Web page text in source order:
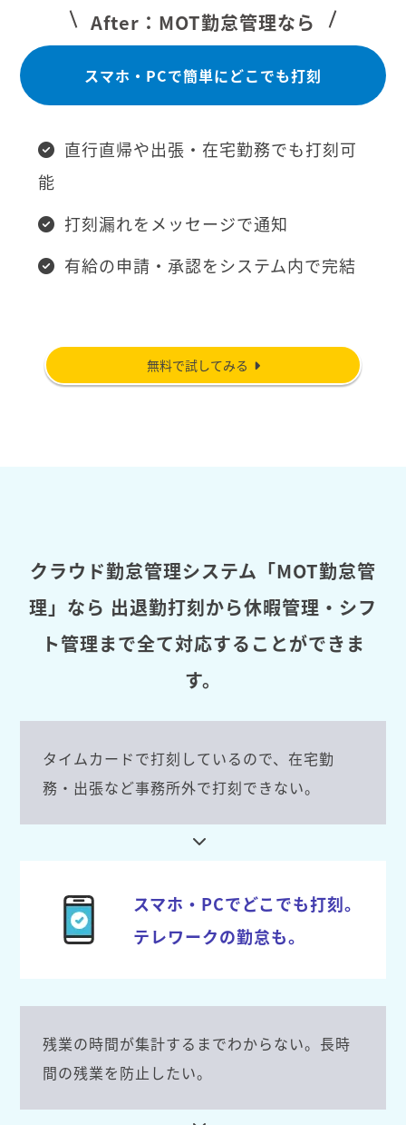
After：MOT勤怠管理なら
スマホ・PCで簡単にどこでも打刻
直行直帰や出張・在宅勤務でも打刻可
能
打刻漏れをメッセージで通知
有給の申請・承認をシステム内で完結
無料で試してみる
クラウド勤怠管理システム「MOT勤怠管
理」なら 出退勤打刻から休暇管理・シフ
ト管理まで全て対応することができま
す。
タイムカードで打刻しているので、在宅勤
務・出張など事務所外で打刻できない。
スマホ・PCでどこでも打刻。
テレワークの勤怠も。
残業の時間が集計するまでわからない。長時
間の残業を防止したい。